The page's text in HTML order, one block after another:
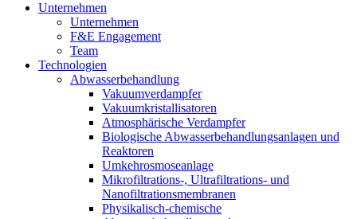
Unternehmen
Unternehmen
F&E Engagement
Team
Technologien
Abwasserbehandlung
Vakuumverdampfer
Vakuumkristallisatoren
Atmosphärische Verdampfer
Biologische Abwasserbehandlungsanlagen und
Reaktoren
Umkehrosmoseanlage
Mikrofiltrations-, Ultrafiltrations- und
Nanofiltrationsmembranen
Physikalisch-chemische